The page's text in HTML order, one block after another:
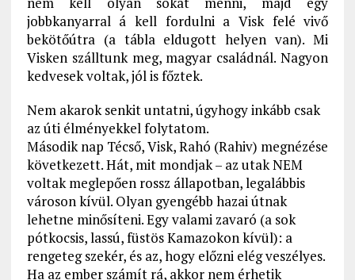
jobbkanyarral á kell fordulni a Visk felé vivő
bekötőútra (a tábla eldugott helyen van). Mi
Visken szálltunk meg, magyar családnál. Nagyon
kedvesek voltak, jól is főztek.
Nem akarok senkit untatni, úgyhogy inkább csak
az úti élményekkel folytatom.
Második nap Técső, Visk, Rahó (Rahiv) megnézése
következett. Hát, mit mondjak – az utak NEM
voltak meglepően rossz állapotban, legalábbis
városon kívül. Olyan gyengébb hazai útnak
lehetne minősíteni. Egy valami zavaró (a sok
pótkocsis, lassú, füstös Kamazokon kívül): a
rengeteg szekér, és az, hogy előzni elég veszélyes.
Ha az ember számít rá, akkor nem érhetik